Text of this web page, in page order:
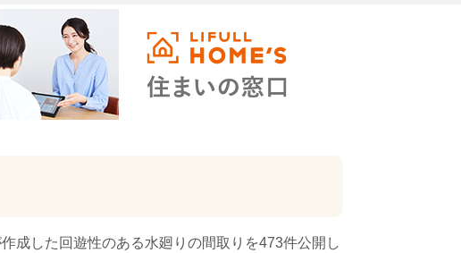
成した回遊性のある水廻りの間取りを473件公開し